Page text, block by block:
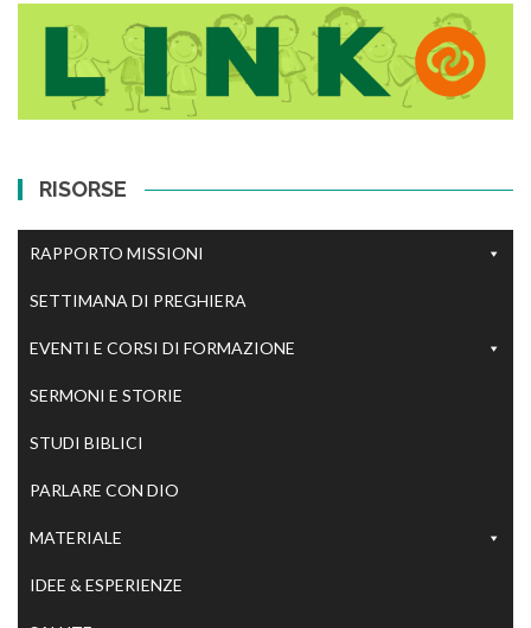
RISORSE
RAPPORTO MISSIONI
SETTIMANA DI PREGHIERA
EVENTI E CORSI DI FORMAZIONE
SERMONI E STORIE
STUDI BIBLICI
PARLARE CON DIO
MATERIALE
IDEE & ESPERIENZE